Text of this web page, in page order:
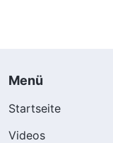
Menü
Startseite
Videos